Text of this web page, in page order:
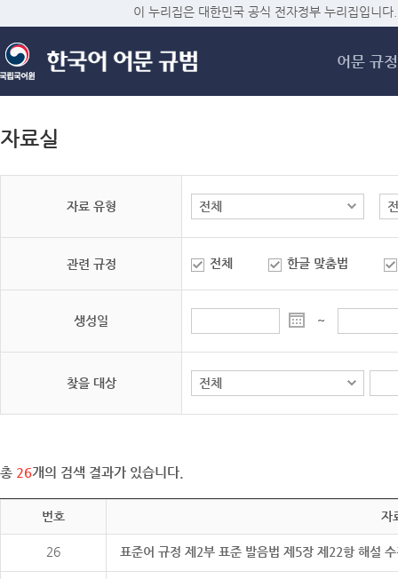
메
이 누리집은 대한민국 공식 전자정부 누리집입니다.
어문 규정
자료실
자료 유형
관련 규정 전체 한글 맞춤법
생성일 ~
찾을 대상
총 26개의 검색 결과가 있습니다.
번호 자
26 표준어 규정 제2부 표준 발음법 제5장 제22항 해설